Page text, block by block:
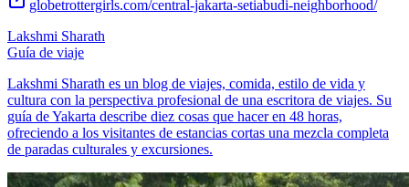
globetrottergirls.com/central-jakarta-setiabudi-neighborhood/
Lakshmi Sharath
Guía de viaje
Lakshmi Sharath es un blog de viajes, comida, estilo de vida y
cultura con la perspectiva profesional de una escritora de viajes. Su
guía de Yakarta describe diez cosas que hacer en 48 horas,
ofreciendo a los visitantes de estancias cortas una mezcla completa
de paradas culturales y excursiones.